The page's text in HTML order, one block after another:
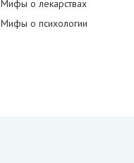
Мифы о лекарствах
Мифы о психологии